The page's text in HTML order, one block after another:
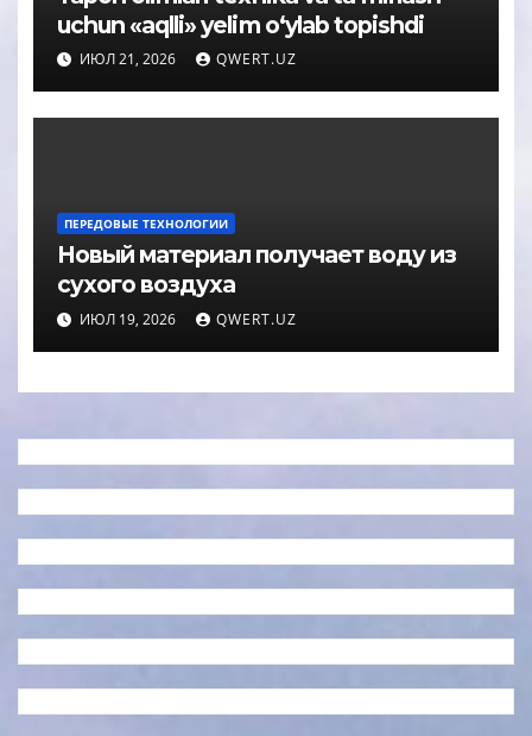
uchun «aqlli» yelim o‘ylab topishdi
ИЮЛ 21, 2026 QWERT.UZ
ПЕРЕДОВЫЕ ТЕХНОЛОГИИ
Новый материал получает воду из
сухого воздуха
ИЮЛ 19, 2026 QWERT.UZ